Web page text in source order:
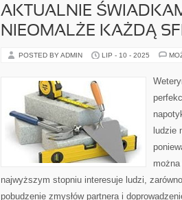
AKTUALNIE
NIEOMALŻE KAŻDĄ
POSTED BY ADMIN LIP - 10 - 2025
ludzie
najwyższym stopniu interesuje ludzi,
pobudzenie zmysłów partnera i